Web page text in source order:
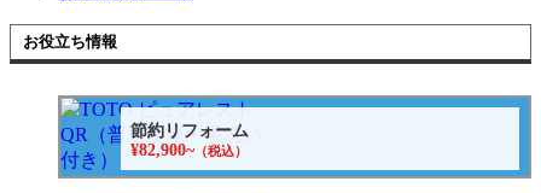
お役立ち情報
節約リフォーム
¥82,900~（税込）